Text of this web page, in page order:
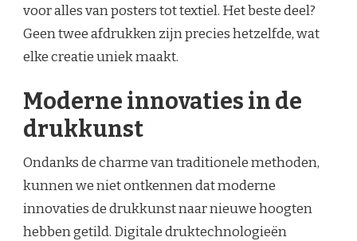
voor alles van posters tot textiel. Het beste deel?
Geen twee afdrukken zijn precies hetzelfde, wat
elke creatie uniek maakt.
Moderne innovaties in de
drukkunst
Ondanks de charme van traditionele methoden,
kunnen we niet ontkennen dat moderne
innovaties de drukkunst naar nieuwe hoogten
hebben getild. Digitale druktechnologieën